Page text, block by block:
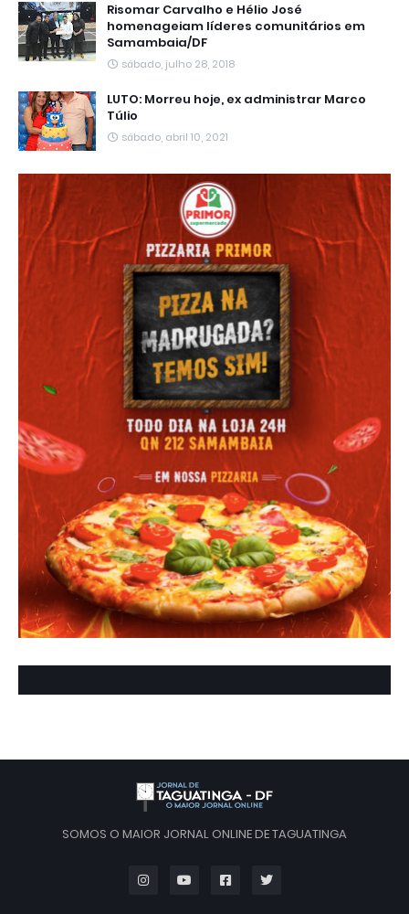
Risomar Carvalho e Hélio José
homenageiam líderes comunitários em
Samambaia/DF
sábado, julho 28, 2018
LUTO: Morreu hoje, ex administrar Marco
Túlio
sábado, abril 10, 2021
SOMOS O MAIOR JORNAL ONLINE DE TAGUATINGA